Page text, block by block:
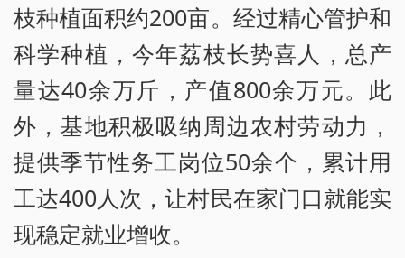
枝种植面积约200亩。经过精心管护和
科学种植，今年荔枝长势喜人，总产
量达40余万斤，产值800余万元。此
外，基地积极吸纳周边农村劳动力，
提供季节性务工岗位50余个，累计用
工达400人次，让村民在家门口就能实
现稳定就业增收。